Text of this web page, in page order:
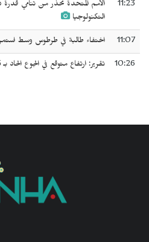
11:23
الأمم المتحدة تحذر من تنامي
التكنولوجيا
11:07 اختفاء طالبة في طرطوس وسط
10:26 تقرير: ارتفاع متوقع في الجوع الحاد بـ 45 دولة مع اتساع تأثيرات النينيو